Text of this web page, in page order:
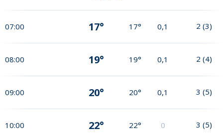
07:00 17° 17° 0,1 2 (3)
08:00 19° 19° 0,1 2 (4)
09:00 20° 20° 0,1 3 (5)
10:00 22° 22° 0 3 (5)